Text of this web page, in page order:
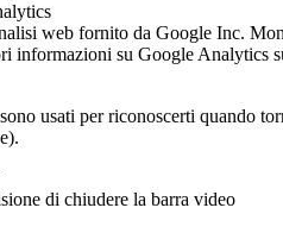
web fornito da Google Inc.
informazioni su Google Analytics
usati per riconoscerti quando
di chiudere la barra video